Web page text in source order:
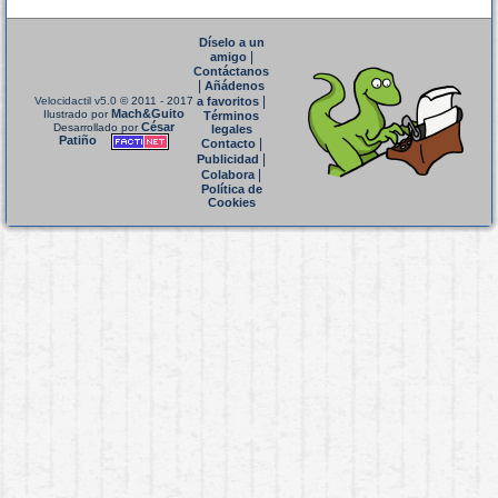
Velocidactil v5.0 © 2011 - 2017
Ilustrado porMach&Guito
Desarrollado porCésar
Patiño
Díselo a un
amigo|
Contáctanos
Añádenos
a favoritos
Términos
legales
Contacto|
Publicidad
Colabora|
Política de
Cookies